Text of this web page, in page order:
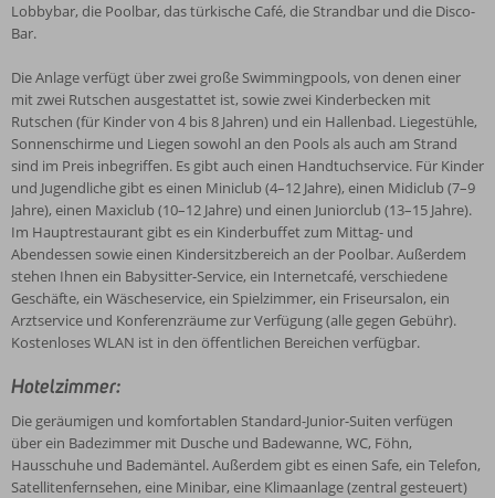
Lobbybar, die Poolbar, das türkische Café, die Strandbar und die Disco-
Bar.
Die Anlage verfügt über zwei große Swimmingpools, von denen einer
mit zwei Rutschen ausgestattet ist, sowie zwei Kinderbecken mit
Rutschen (für Kinder von 4 bis 8 Jahren) und ein Hallenbad. Liegestühle,
Sonnenschirme und Liegen sowohl an den Pools als auch am Strand
sind im Preis inbegriffen. Es gibt auch einen Handtuchservice. Für Kinder
und Jugendliche gibt es einen Miniclub (4–12 Jahre), einen Midiclub (7–9
Jahre), einen Maxiclub (10–12 Jahre) und einen Juniorclub (13–15 Jahre).
Im Hauptrestaurant gibt es ein Kinderbuffet zum Mittag- und
Abendessen sowie einen Kindersitzbereich an der Poolbar. Außerdem
stehen Ihnen ein Babysitter-Service, ein Internetcafé, verschiedene
Geschäfte, ein Wäscheservice, ein Spielzimmer, ein Friseursalon, ein
Arztservice und Konferenzräume zur Verfügung (alle gegen Gebühr).
Kostenloses WLAN ist in den öffentlichen Bereichen verfügbar.
Hotelzimmer:
Die geräumigen und komfortablen Standard-Junior-Suiten verfügen
über ein Badezimmer mit Dusche und Badewanne, WC, Föhn,
Hausschuhe und Bademäntel. Außerdem gibt es einen Safe, ein Telefon,
Satellitenfernsehen, eine Minibar, eine Klimaanlage (zentral gesteuert)